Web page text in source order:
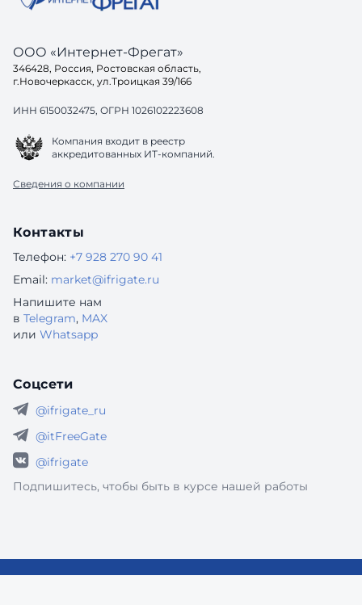
ООО «Интернет-Фрегат»
346428, Россия, Ростовская область,
г.Новочеркасск, ул.Троицкая 39/166
ИНН 6150032475, ОГРН 1026102223608
Компания входит в реестр
аккредитованных ИТ-компаний.
Сведения о компании
Контакты
Телефон: +7 928 270 90 41
Email: market@ifrigate.ru
Напишите нам
в Telegram, MAX
или Whatsapp
Соцсети
@ifrigate_ru
@itFreeGate
@ifrigate
Подпишитесь, чтобы быть в курсе нашей работы